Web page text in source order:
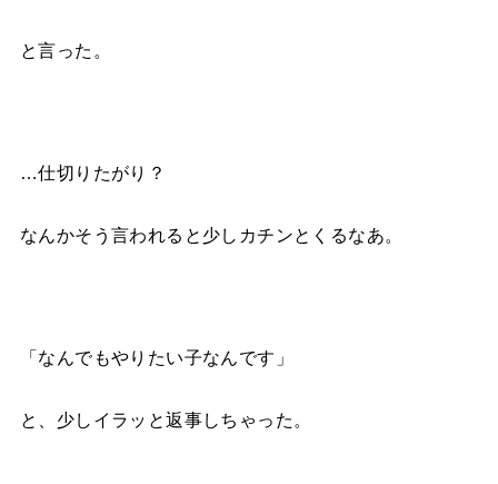
と言った。
…仕切りたがり？
なんかそう言われると少しカチンとくるなあ。
「なんでもやりたい子なんです」
と、少しイラッと返事しちゃった。